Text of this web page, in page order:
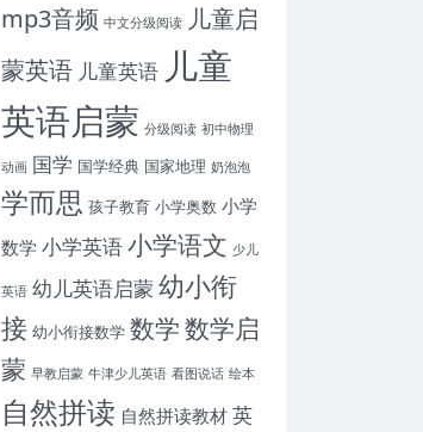
mp3音频 中文分级阅读 儿童启
蒙英语 儿童英语 儿童
英语启蒙 分级阅读 初中物理
动画 国学 国学经典 国家地理 奶泡泡
学而思 孩子教育 小学奥数 小学
数学 小学英语小学语文 少儿
英语 幼儿英语启蒙幼小衔
接 幼小衔接数学 数学数学启
蒙 早教启蒙 牛津少儿英语 看图说话 绘本
自然拼读 自然拼读教材英